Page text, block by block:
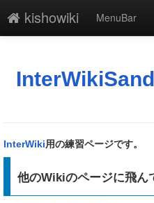
kishowiki
MenuBar
添付
一覧
InterWiki用の練習ページです。
他のWikiのページに飛ん